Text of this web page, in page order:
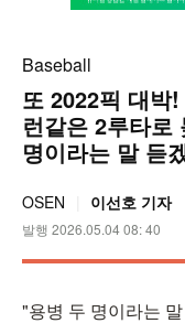
Baseball
또 2022픽 대박
런같은 2루타로
명이라는 말 듣
OSEN 이선호 기자
발행 2026.05.04 08: 40
"용병 두 명이라는